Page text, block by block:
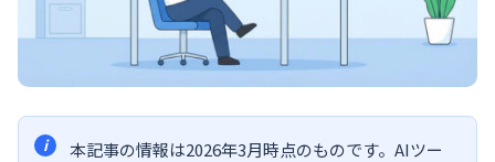
本記事の情報は2026年3月時点のものです。AIツー